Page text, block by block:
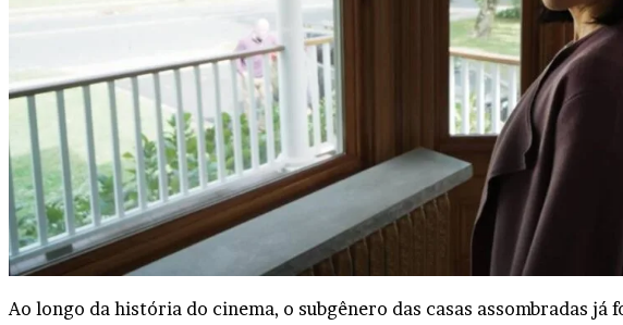
Ao longo da história do cinema, o subgênero das casas assombradas